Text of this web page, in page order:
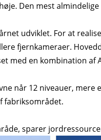
Den mest
udviklet. For at
fjernkameraer.
med en kombination
når 12 niveauer, mere
​​fabriksområdet.
sparer